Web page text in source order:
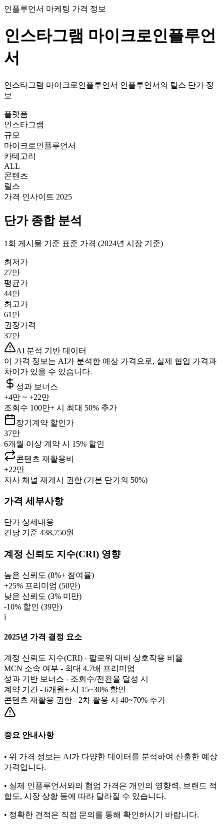
인플루언서 마케팅 가격 정보
인스타그램 마이크로인플루언
서
인스타그램 마이크로인플루언서 인플루언서의 릴스 단가 정
보
플랫폼
인스타그램
규모
마이크로인플루언서
카테고리
ALL
콘텐츠
릴스
가격 인사이트 2025
단가종합 분석
1회 게시물 기준 표준 가격 (2024년 시장 기준)
최저가
27만
평균가
44만
최고가
61만
권장가격
37만
AI 분석 기반 데이터
이 가격 정보는 AI가 분석한 예상 가격으로, 실제 협업 가격과
차이가 있을 수 있습니다.
성과 보너스
+4만 ~ +22만
조회수 100만+ 시 최대 50% 추가
장기계약 할인가
37만
6개월 이상 계약 시 15% 할인
콘텐츠 재활용비
+22만
자사 채널 재게시 권한 (기본 단가의 50%)
가격 세부사항
단가 상세내용
건당 기준 438,750원
계정 신뢰도 지수(CRI) 영향
높은 신뢰도 (8%+ 참여율)
+25% 프리미엄 (50만)
낮은 신뢰도 (3% 미만)
-10% 할인 (39만)
i
2025년 가격 결정 요소
계정 신뢰도 지수(CRI) - 팔로워 대비 상호작용 비율
MCN 소속 여부 - 최대 4.7배 프리미엄
성과 기반 보너스 - 조회수/전환율 달성 시
계약 기간 - 6개월+ 시 15~30% 할인
콘텐츠 재활용 권한 - 2차 활용 시 40~70% 추가
중요 안내사항
• 위 가격 정보는 AI가 다양한 데이터를 분석하여 산출한 예상
가격입니다.
• 실제 인플루언서와의 협업 가격은 개인의 영향력, 브랜드 적
합도, 시장 상황 등에 따라 달라질 수 있습니다.
• 정확한 견적은 직접 문의를 통해 확인하시기 바랍니다.